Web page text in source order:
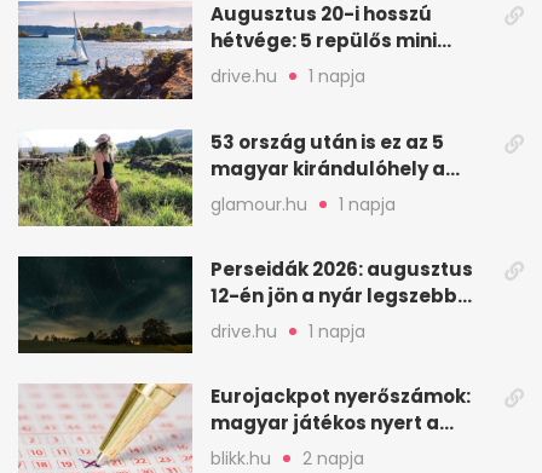
Augusztus 20-i hosszú
hétvége: 5 repülős mini
nyaralás 0 szabadsággal
drive.hu 1 napja
53 ország után is ez az 5
magyar kirándulóhely a
kedvencem
glamour.hu 1 napja
Perseidák 2026: augusztus
12-én jön a nyár legszebb
csillaghullása
drive.hu 1 napja
Eurojackpot nyerőszámok:
magyar játékos nyert a
2026. augusztus 4-i húzáson
blikk.hu 2 napja